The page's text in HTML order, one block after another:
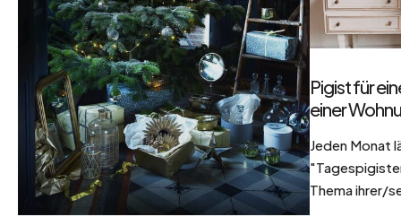
Pigist für
einer
Jeden Monat
Thema ihrer/